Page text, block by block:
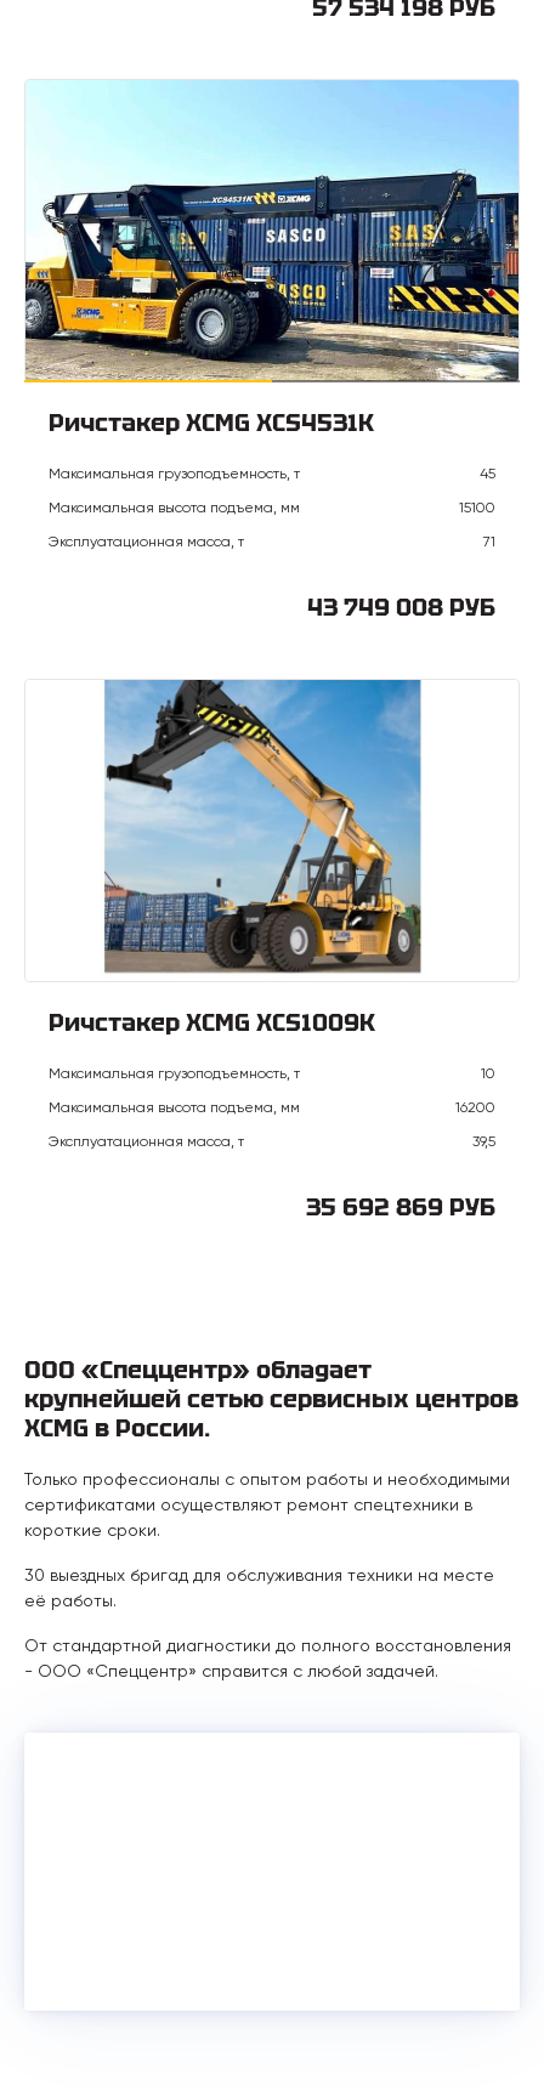
57 534 198 РУБ
Ричстакер XCMG XCS4531K
Максимальная грузоподъемность, т
45
Максимальная высота подъема, мм
15100
Эксплуатационная масса, т
71
43 749 008 РУБ
Ричстакер XCMG XCS1009K
Максимальная грузоподъемность, т
10
Максимальная высота подъема, мм
16200
Эксплуатационная масса, т
39,5
35 692 869 РУБ
ООО «Спеццентр» обладает
крупнейшей сетью сервисных центров
XCMG в России.
Только профессионалы с опытом работы и необходимыми
сертификатами осуществляют ремонт спецтехники в
короткие сроки.
30 выездных бригад для обслуживания техники на месте
её работы.
От стандартной диагностики до полного восстановления
- ООО «Спеццентр» справится с любой задачей.